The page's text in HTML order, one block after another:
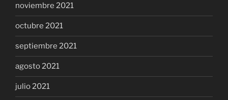
noviembre 2021
octubre 2021
septiembre 2021
agosto 2021
julio 2021